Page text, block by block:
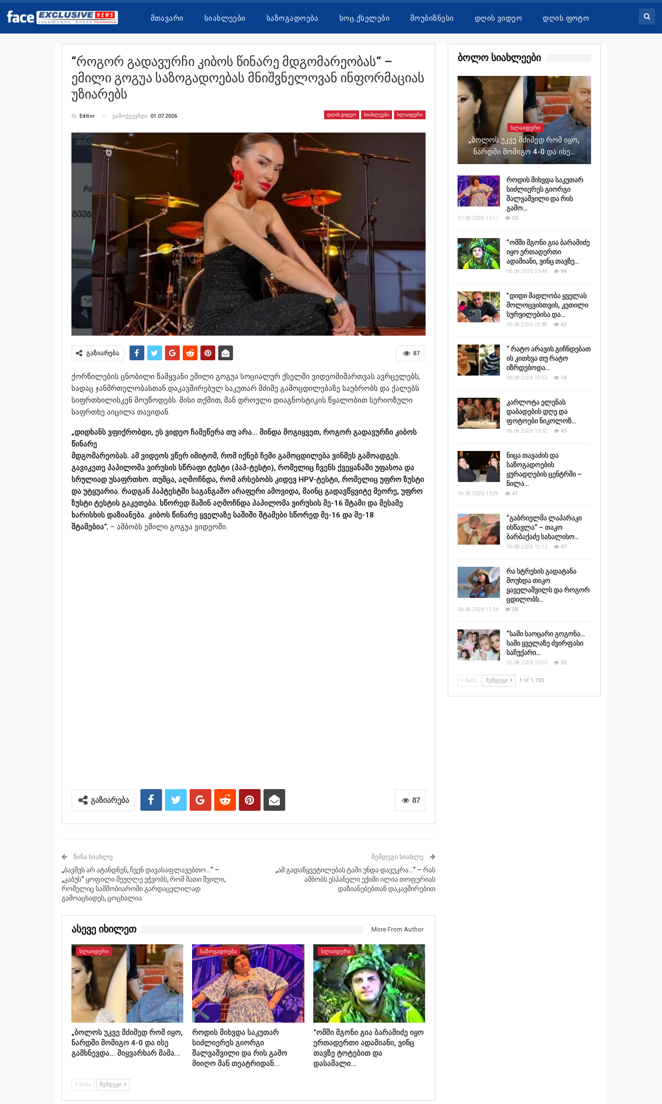
Მთავარი Სიახლეები Საზოგადოება Სოც.ქსელები Შოუბიზნესი Დღის Ვიდეო Დღის Ფოტო
“როგორ Გადავურჩი Კიბოს Წინარე Მდგომარეობას“ –
Ემილი Გოგუა Საზოგადოებას Მნიშვნელოვან Ინფორმაციას
Უზიარებს
ᲓᲦᲘᲡ ᲕᲘᲓᲔᲝ ᲡᲘᲐᲮᲚᲔᲔᲑᲘ ᲡᲚᲐᲘᲓᲔᲠᲘ
By Editor გამოქვეყნდა 01.07.2026
87
გაზიარება
ქორწილების ცნობილი წამყვანი ემილი გოგუა სოციალურ ქსელში ვიდეომიმართვას ავრცელებს,
სადაც ჯანმრთელობასთან დაკავშირებულ საკუთარ მძიმე გამოცდილებაზე საუბრობს და ქალებს
სიფრთხილისკენ მოუწოდებს. მისი თქმით, მან დროული დიაგნოსტიკის წყალობით სერიოზული
საფრთხე აიცილა თავიდან.
„დიდხანს ვფიქრობდი, ეს ვიდეო ჩამეწერა თუ არა… მინდა მოგიყვეთ, როგორ გადავურჩი კიბოს
წინარე
მდგომარეობას. ამ ვიდეოს ვწერ იმიტომ, რომ იქნებ ჩემი გამოცდილება ვინმეს გამოადგეს.
გავიკეთე პაპილომა ვირუსის სწრაფი ტესტი (პაპ-ტესტი), რომელიც ჩვენს ქვეყანაში უფასოა და
სრულიად უსაფრთხო. თუმცა, აღმოჩნდა, რომ არსებობს კიდევ HPV-ტესტი, რომელიც უფრო ზუსტი
და უტყუარია. რადგან პაპტესტში საგანგაშო არაფერი ამოვიდა, მაინც გადავწყვიტე მეორე, უფრო
ზუსტი ტესტის გაკეთება. სწორედ მაშინ აღმოჩნდა პაპილომა ვირუსის მე-16 შტამი და მესამე
ხარისხის დაზიანება. კიბოს წინარე ყველაზე საშიში შტამები სწორედ მე-16 და მე-18
შტამებია“, – ამბობს ემილი გოგუა ვიდეოში.
87
გაზიარება
ᲬᲘᲜᲐ ᲡᲘᲐᲮᲚᲔ
„ბავშვს არ ატანდნენ, ჩვენ დავასაფლავებთო…“ –
„კაბუს“ ყოფილი მეუღლე ეჭვობს, რომ მათი შვილი,
რომელიც სამშობიაროში გარდაცვლილად
გამოაცხადეს, ცოცხალია
ᲨᲔᲛᲓᲔᲒᲘ ᲡᲘᲐᲮᲚᲔ
„ამ გადაწყვეტილებას ტაში უნდა დავუკრა…“ – რას
ამბობს ესპანელი ექიმი ილია თოფურიას
დაზიანებებთან დაკავშირებით
Ასევე Იხილეთ More From Author
ᲡᲚᲐᲘᲓᲔᲠᲘ
„ბოლოს უკვე მძიმედ რომ იყო,
ნარდში მომიგო 4-0 და ისე
გამხნევდა… მიყვარხარ მამა…
ᲡᲐᲖᲝᲒᲐᲓᲝᲔᲑᲐ
როდის მიხვდა საკუთარ
სიძლიერეს გიორგი
შალვაშვილი და რის გამო
მიიღო მან თეატრიდან…
ᲡᲚᲐᲘᲓᲔᲠᲘ
“ომში მგონი გია ბარამიძე იყო
ერთადერთი ადამიანი, ვინც
თავზე ტოტებით და
დასამალი…
ᲬᲘᲜᲐ ᲨᲔᲛᲓᲔᲒᲘ
Ბოლო Სიახლეები
ᲡᲚᲐᲘᲓᲔᲠᲘ
„ბოლოს Უკვე Მძიმედ Რომ Იყო,
Ნარდში Მომიგო 4-0 Და Ისე…
როდის მიხვდა საკუთარ
სიძლიერეს გიორგი
შალვაშვილი და რის
გამო…
07.08.2026 10:17 53
“ომში მგონი გია ბარამიძე
იყო ერთადერთი
ადამიანი, ვინც თავზე…
06.08.2026 23:46 84
”დიდი მადლობა ყველას
მოლოცვისთვის, კეთილი
სურვილებისა და…
06.08.2026 22:48 42
“ რატო არავის გიჩნდებათ
ის კითხვა თუ რატო
იზრდებოდა…
06.08.2026 19:53 14
კარლოტა ელენას
დაბადების დღე და
ფოტოები ნიკოლოზ…
06.08.2026 13:32 45
ნიცა თავაძის და
საზოგადოების
ყურადღების ცენტრში –
ნილა…
06.08.2026 13:28 47
“გაბრიელმა ლაპარაკი
ისწავლა“ – თაკო
ბარბაქაძე სახალისო…
06.08.2026 12:13 47
რა სტრესის გადატანა
მოუხდა თიკო
ყაველაშვილს და როგორ
ცდილობს…
06.08.2026 11:56 58
“სამი საოცარი გოგონა…
სამი ყველაზე ძვირფასი
საჩუქარი…
05.08.2026 10:50 55
ᲬᲘᲜᲐ ᲨᲔᲛᲓᲔᲒᲘ 1 of 1,733